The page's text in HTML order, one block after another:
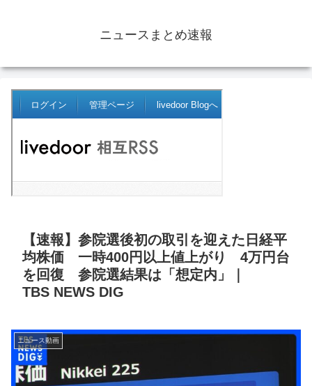
ニュースまとめ速報
【速報】参院選後初の取引を迎えた日経平
均株価 一時400円以上値上がり 4万円台
を回復 参院選結果は「想定内」｜
TBS NEWS DIG
ニュース動画